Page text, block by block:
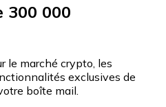
300 000
le marché crypto, les
exclusives de
boîte mail.